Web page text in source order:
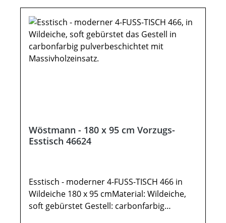
Informationen:Weitere Hinweise finden Sie
in der dazugehörigen Montageanleitung
unter "Verfügbare Downloads“! Farben
können auf verschiedenen Bildschirmen
abweichen. Deko oder andere Beimöbel
Wöstmann - 180 x 95 cm Vorzugs-
Esstisch 46624
Esstisch - moderner 4-FUSS-TISCH 466 in
Wildeiche 180 x 95 cmMaterial: Wildeiche,
soft gebürstet Gestell: carbonfarbig